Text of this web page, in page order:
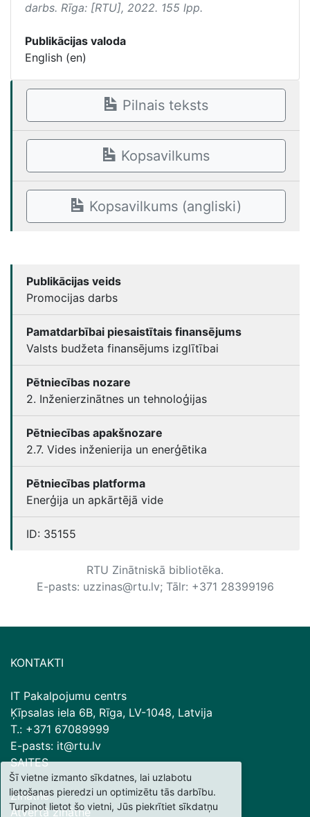
darbs. Rīga: [RTU], 2022. 155 lpp.
Publikācijas valoda
English (en)
Pilnais teksts
Kopsavilkums
Kopsavilkums (angliski)
Publikācijas veids
Promocijas darbs
Pamatdarbībai piesaistītais finansējums
Valsts budžeta finansējums izglītībai
Pētniecības nozare
2. Inženierzinātnes un tehnoloģijas
Pētniecības apakšnozare
2.7. Vides inženierija un enerģētika
Pētniecības platforma
Enerģija un apkārtējā vide
ID: 35155
RTU Zinātniskā bibliotēka.
E-pasts: uzzinas@rtu.lv; Tālr: +371 28399196
KONTAKTI
IT Pakalpojumu centrs
Ķīpsalas iela 6B, Rīga, LV-1048, Latvija
T.: +371 67089999
E-pasts: it@rtu.lv
SAITES
Zinātne
Atvērtā zinātne
Šī vietne izmanto sīkdatnes, lai uzlabotu
lietošanas pieredzi un optimizētu tās darbību.
Turpinot lietot šo vietni, Jūs piekrītiet sīkdatņu